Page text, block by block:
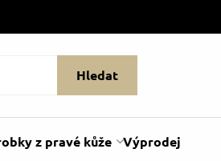
Hledat
z pravé kůže Výprodej